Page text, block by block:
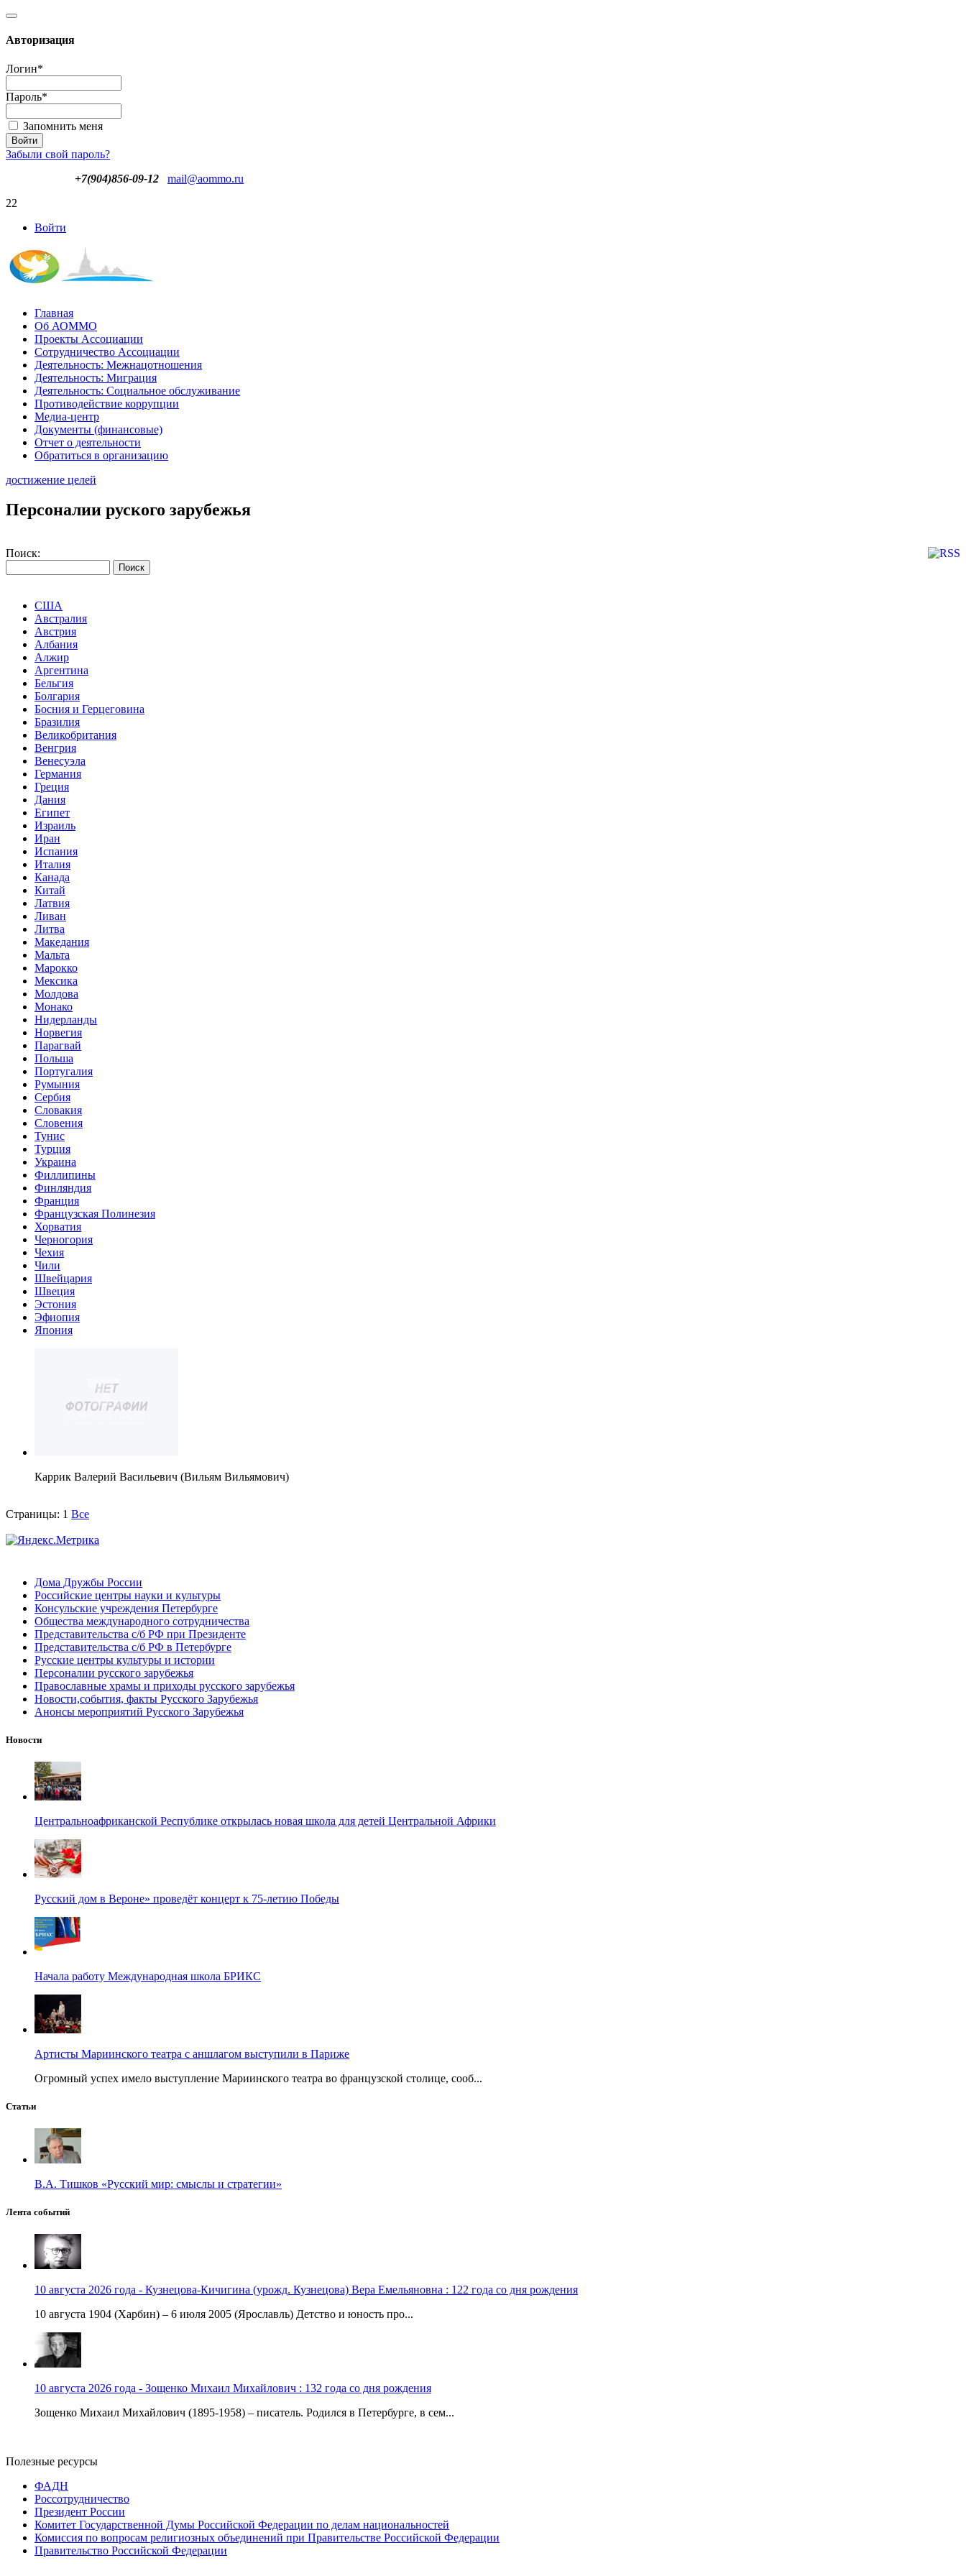
Авторизация
Логин*
Пароль*
Запомнить меня
Забыли свой пароль?
+7(904)856-09-12
mail@aommo.ru
22
Войти
Главная
Об АОММО
Проекты Ассоциации
Сотрудничество Ассоциации
Деятельность: Межнацотношения
Деятельность: Миграция
Деятельность: Социальное обслуживание
Противодействие коррупции
Медиа-центр
Документы (финансовые)
Отчет о деятельности
Обратиться в организацию
достижение целей
Персоналии руского зарубежья
Поиск:
США
Австралия
Австрия
Албания
Алжир
Аргентина
Бельгия
Болгария
Босния и Герцеговина
Бразилия
Великобритания
Венгрия
Венесуэла
Германия
Греция
Дания
Египет
Израиль
Иран
Испания
Италия
Канада
Китай
Латвия
Ливан
Литва
Македания
Мальта
Марокко
Мексика
Молдова
Монако
Нидерланды
Норвегия
Парагвай
Польша
Португалия
Румыния
Сербия
Словакия
Словения
Тунис
Турция
Украина
Филлипины
Финляндия
Франция
Французская Полинезия
Хорватия
Черногория
Чехия
Чили
Швейцария
Швеция
Эстония
Эфиопия
Япония
Каррик Валерий Васильевич (Вильям Вильямович)
Страницы: 1 Все
Дома Дружбы России
Российские центры науки и культуры
Консульские учреждения Петербурге
Общества международного сотрудничества
Представительства с/б РФ при Президенте
Представительства с/б РФ в Петербурге
Русские центры культуры и истории
Персоналии русского зарубежья
Православные храмы и приходы русского зарубежья
Новости,события, факты Русского Зарубежья
Анонсы мероприятий Русского Зарубежья
Новости
Центральноафриканской Республике открылась новая школа для детей Центральной Африки
Русский дом в Вероне» проведёт концерт к 75-летию Победы
Начала работу Международная школа БРИКС
Артисты Мариинского театра с аншлагом выступили в Париже
Огромный успех имело выступление Мариинского театра во французской столице, сооб...
Статьи
В.А. Тишков «Русский мир: смыслы и стратегии»
Лента событий
10 августа 2026 года - Кузнецова-Кичигина (урожд. Кузнецова) Вера Емельяновна : 122 года со дня рождения
10 августа 1904 (Харбин) – 6 июля 2005 (Ярославль) Детство и юность про...
10 августа 2026 года - Зощенко Михаил Михайлович : 132 года со дня рождения
Зощенко Михаил Михайлович (1895-1958) – писатель. Родился в Петербурге, в сем...
Полезные ресурсы
ФАДН
Россотрудничество
Президент России
Комитет Государственной Думы Российской Федерации по делам национальностей
Комиссия по вопросам религиозных объединений при Правительстве Российской Федерации
Правительство Российской Федерации